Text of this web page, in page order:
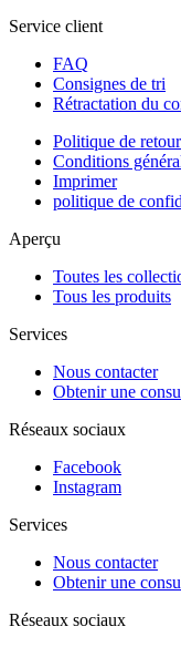
Service client
FAQ
Consignes de tri
Rétractation du
Politique de retour
Conditions
Imprimer
politique de
Aperçu
Toutes les
Tous les produits
Services
Nous contacter
Obtenir une
Réseaux sociaux
Facebook
Instagram
Services
Nous contacter
Obtenir une
Réseaux sociaux